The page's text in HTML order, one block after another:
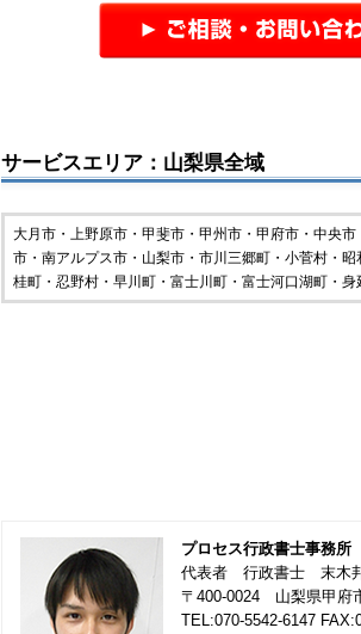
サービスエリア：山梨県全域
大月市・上野原市・甲斐市・甲州市・甲府市・中央
市・南アルプス市・山梨市・市川三郷町・小菅村・
桂町・忍野村・早川町・富士川町・富士河口湖町・身
プロセス行政書士事務所
代表者 行政書士 末木
〒400-0024 山梨県甲府
TEL:070-5542-6147